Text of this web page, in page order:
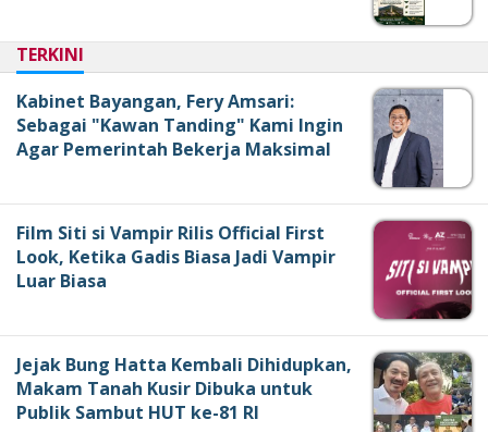
TERKINI
Kabinet Bayangan, Fery Amsari:
Sebagai "Kawan Tanding" Kami Ingin
Agar Pemerintah Bekerja Maksimal
Film Siti si Vampir Rilis Official First
Look, Ketika Gadis Biasa Jadi Vampir
Luar Biasa
Jejak Bung Hatta Kembali Dihidupkan,
Makam Tanah Kusir Dibuka untuk
Publik Sambut HUT ke-81 RI